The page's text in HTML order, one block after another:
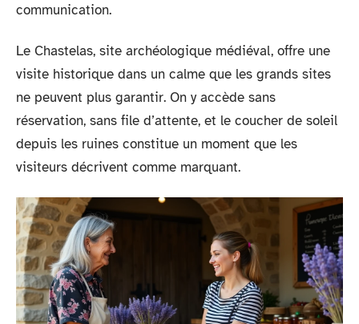
communication.
Le Chastelas, site archéologique médiéval, offre une
visite historique dans un calme que les grands sites
ne peuvent plus garantir. On y accède sans
réservation, sans file d’attente, et le coucher de soleil
depuis les ruines constitue un moment que les
visiteurs décrivent comme marquant.